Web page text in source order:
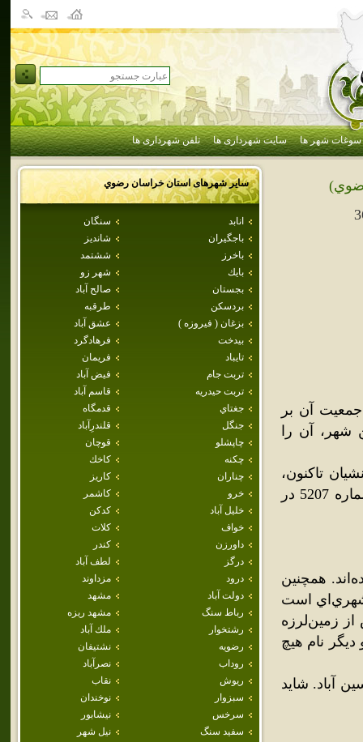
سوغات شهر ها سایت شهرداری ها تلفن شهرداری ها
سایر شهرهای استانخراسان رضوي
انابد
سنگان
باجگيران
شانديز
باخرز
ششتمد
بايك
شهر زو
بجستان
صالح آباد
بردسكن
طرقبه
بزغان ( فيروزه )
عشق آباد
بيدخت
فرهادگرد
تايباد
فريمان
تربت جام
فيض آباد
تربت حيدريه
قاسم آباد
جغتاي
قدمگاه
جنگل
قلندرِآباد
چاپشلو
قوچان
چکنه
كاخك
چناران
كاريز
خرو
كاشمر
خليل آباد
كدكن
خواف
كلات
داورزن
كندر
درگز
لطف آباد
درود
مزداوند
دولت آباد
مشهد
رباط سنگ
مشهد ريزه
رشتخوار
ملك آباد
رضويه
نشتيفان
روداب
نصرآباد
ريوش
نقاب
سبزوار
نوخندان
سرخس
نيشابور
سفيد سنگ
نيل شهر
آن بر
بوميان اين شهر، آن را
تاکنون،
عامل توليد و حيات در شهر کويري گناباد بوده‌است. اين قنات به شماره 5207 در
همچنين
شهري‌اي است
از زمين‌لرزه
نام هيچ
آباد. شايد